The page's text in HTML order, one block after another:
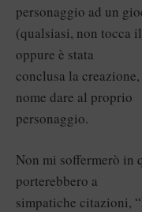
personaggio ad un
(qualsiasi, non tocca
oppure è stata
conclusa la
nome dare al proprio
personaggio.
Non mi soffermerò in
porterebbero a
simpatiche citazioni,